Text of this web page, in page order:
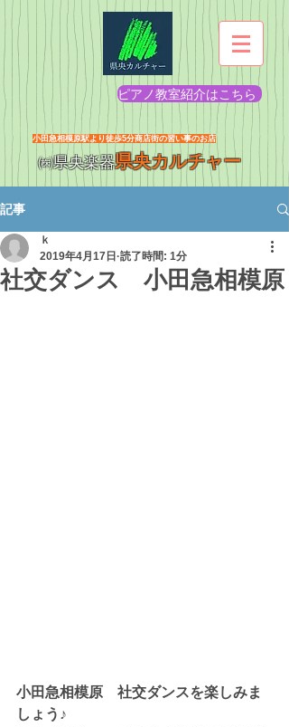
ピアノ教室紹介はこちら
​小田急相模原駅より徒歩5分商店街の習い事のお店
㈱県央楽器県央カルチャー
記事
社交ダンス 小田急相模原
ｋ
2019年4月17日 読了時間: 1分
小田急相模原　社交ダンスを楽しみま
しょう♪